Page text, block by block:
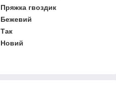
Пряжка гвоздик
Бежевий
Так
Новий